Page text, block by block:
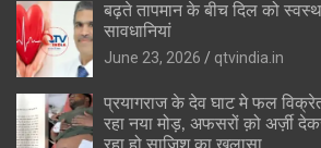
बढ़ते तापमान के बीच दिल को
सावधानियां
June 23, 2026
qtvindia.in
प्रयागराज के देव घाट मे फल
रहा नया मोड़, अफसरों क़ो अर्ज़ी
रहा हो साजिश का खुलासा